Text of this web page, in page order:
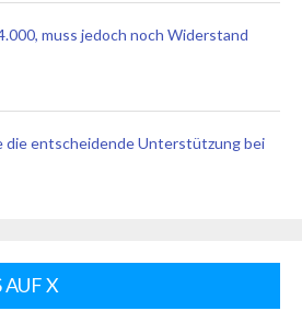
muss jedoch noch Widerstand
die entscheidende Unterstützung bei
AUF X